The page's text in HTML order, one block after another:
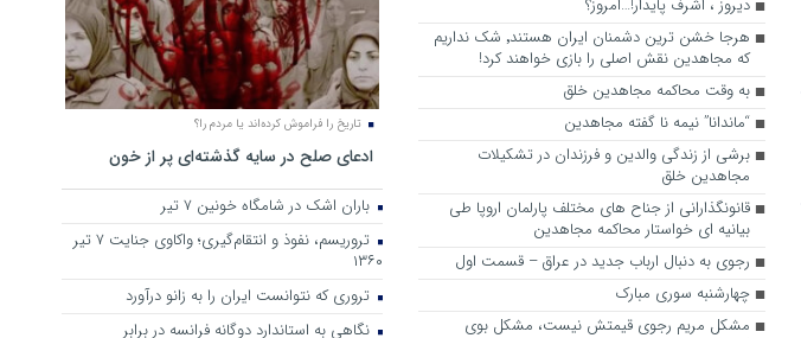
ديروز ، اشرف پايدار!…امروز؟
هرجا خشن ترین دشمنان ایران هستند٬ شک نداریم
که مجاهدین نقش اصلی را بازی خواهند کرد!
به وقت محاکمه مجاهدین خلق
“ماندانا” نیمه نا گفته مجاهدین
برشی از زندگی والدین و فرزندان در تشکیلات
مجاهدین خلق
قانونگذارانی از جناح های مختلف پارلمان اروپا طی
بیانیه ای خواستار محاکمه مجاهدین
رجوی به دنبال ارباب جدید در عراق – قسمت اول
چهارشنبه سوری مبارک
مشکل مریم رجوی قیمتش نیست، مشکل بوی
تاریخ را فراموش کرده‌اند یا مردم را؟
ادعای صلح در سایه گذشته‌ای پر از خون
باران اشک در شامگاه خونین 7 تیر
تروریسم، نفوذ و انتقام‌گیری؛ واکاوی جنایت ۷ تیر
۱۳۶۰
تروری که نتوانست ایران را به زانو درآورد
نگاهی به استاندارد دوگانه فرانسه در برابر